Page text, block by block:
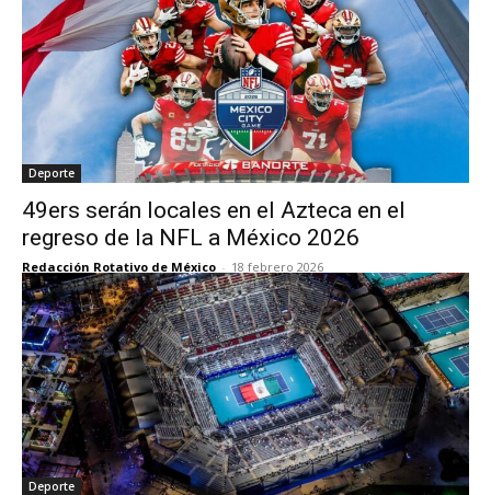
Deporte
49ers serán locales en el Azteca en el
regreso de la NFL a México 2026
Redacción Rotativo de México - 18 febrero 2026
Deporte